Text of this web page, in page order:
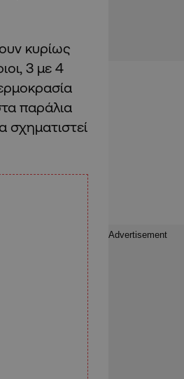
κυρίως
3 με 4
παράλια
σχηματιστεί